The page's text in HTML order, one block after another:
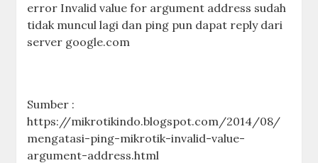
error Invalid value for argument address sudah
tidak muncul lagi dan ping pun dapat reply dari
server google.com
Sumber :
https://mikrotikindo.blogspot.com/2014/08/
mengatasi-ping-mikrotik-invalid-value-
argument-address.html